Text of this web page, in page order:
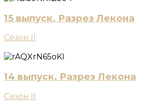
15 выпуск. Разрез Лекона
Сезон II
14 выпуск. Разрез Лекона
Сезон II